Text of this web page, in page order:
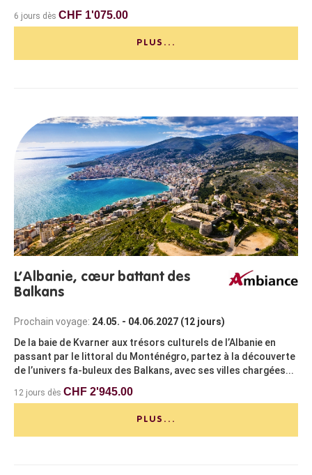
6 jours dès CHF 1'075.00
PLUS...
L’Albanie, cœur battant des
Balkans
Prochain voyage: 24.05. - 04.06.2027 (12 jours)
De la baie de Kvarner aux trésors culturels de l’Albanie en
passant par le littoral du Monténégro, partez à la découverte
de l’univers fa-buleux des Balkans, avec ses villes chargées...
12 jours dès CHF 2'945.00
PLUS...